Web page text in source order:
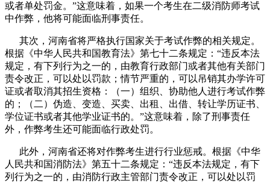
或者单处罚金。”这意味着，如果一个考生在二级消防师考试
中作弊，他将可能面临刑事责任。
其次，河南省将严格执行国家关于考试作弊的相关规定。
根据《中华人民共和国教育法》第七十二条规定：“违反本法
规定，有下列行为之一的，由教育行政部门或者其他有关部门
责令改正，可以处以罚款；情节严重的，可以吊销其办学许可
证或者取消其招生资格：（一）组织、协助他人进行考试作弊
的；（二）伪造、变造、买卖、出租、出借、转让学历证书、
学位证书或者其他学业证书的。”这意味着，除了刑事责任
外，作弊考生还可能面临行政处罚。
此外，河南省还将对作弊考生进行行业惩戒。根据《中华
人民共和国消防法》第五十二条规定：“违反本法规定，有下
列行为之一的，由消防行政主管部门责令改正，可以处以罚